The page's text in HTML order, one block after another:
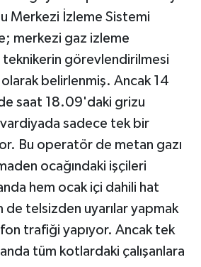
Merkezi İzleme Sistemi
merkezi gaz izleme
teknikerin görevlendirilmesi
belirlenmiş. Ancak 14
saat 18.09'daki grizu
sadece tek bir
Bu operatör de metan gazı
ocağındaki işçileri
hem ocak içi dahili hat
telsizden uyarılar yapmak
trafiği yapıyor. Ancak tek
tüm kotlardaki çalışanlara